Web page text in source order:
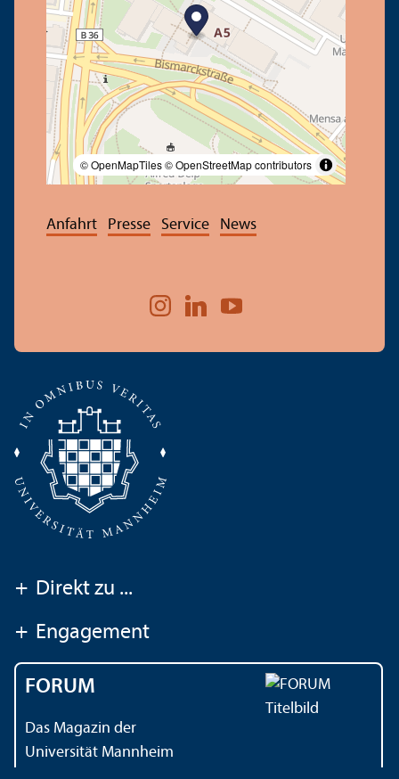
© OpenMapTiles© OpenStreetMap contributors
Anfahrt Presse Service News
+ Direkt zu ...
+ Engagement
FORUM
Das Magazin der
Universität Mannheim